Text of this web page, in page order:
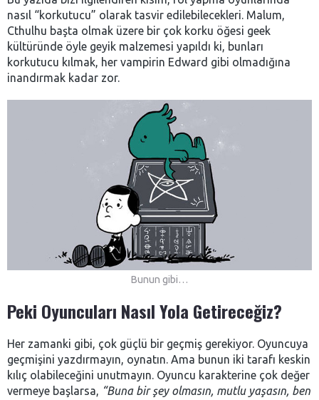
nasıl “korkutucu” olarak tasvir edilebilecekleri. Malum,
Cthulhu başta olmak üzere bir çok korku öğesi geek
kültüründe öyle geyik malzemesi yapıldı ki, bunları
korkutucu kılmak, her vampirin Edward gibi olmadığına
inandırmak kadar zor.
Bunun gibi…
Peki Oyuncuları Nasıl Yola Getireceğiz?
Her zamanki gibi, çok güçlü bir geçmiş gerekiyor. Oyuncuya
geçmişini yazdırmayın, oynatın. Ama bunun iki tarafı keskin
kılıç olabileceğini unutmayın. Oyuncu karakterine çok değer
vermeye başlarsa, “Buna bir şey olmasın, mutlu yaşasın, ben